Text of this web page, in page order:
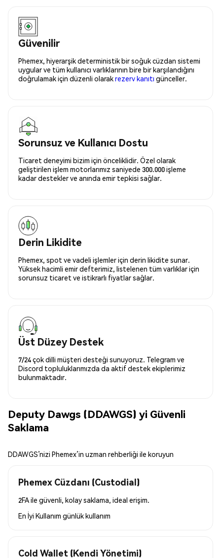
Güvenilir
Phemex, hiyerarşik deterministik bir soğuk cüzdan sistemi
uygular ve tüm kullanıcı varlıklarının bire bir karşılandığını
doğrulamak için düzenli olarakrezerv kanıtı günceller.
Sorunsuz ve Kullanıcı Dostu
Ticaret deneyimi bizim için önceliklidir. Özel olarak
geliştirilen işlem motorlarımız saniyede 300.000 işleme
kadar destekler ve anında emir tepkisi sağlar.
Derin Likidite
Phemex, spot ve vadeli işlemler için derin likidite sunar.
Yüksek hacimli emir defterimiz, listelenen tüm varlıklar için
sorunsuz ticaret ve istikrarlı fiyatlar sağlar.
Üst Düzey Destek
7/24 çok dilli müşteri desteği sunuyoruz. Telegram ve
Discord topluluklarımızda da aktif destek ekiplerimiz
bulunmaktadır.
Deputy Dawgs (DDAWGS) yi Güvenli
Saklama
DDAWGS’nizi Phemex’in uzman rehberliği ile koruyun
Phemex Cüzdanı (Custodial)
2FA ile güvenli, kolay saklama, ideal erişim.
En İyi Kullanım günlük kullanım
Cold Wallet (Kendi Yönetimi)